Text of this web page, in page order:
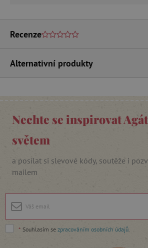
Recenze
Alternativní produkty
Nechte se inspirovat
světem
a posílat si slevové kódy, soutěže i
mailem
* Souhlasím se zpracováním osobních údajů
Nezbytně nutné cookies
Analytické cookies
základní funkce webových stránek,
přihlášení uživatele a správa účtu.
cookie správně používat.
Název